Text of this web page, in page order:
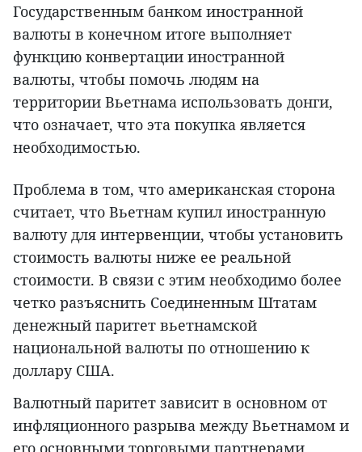
Государственным банком иностранной
валюты в конечном итоге выполняет
функцию конвертации иностранной
валюты, чтобы помочь людям на
территории Вьетнама использовать донги,
что означает, что эта покупка является
необходимостью.
Проблема в том, что американская сторона
считает, что Вьетнам купил иностранную
валюту для интервенции, чтобы установить
стоимость валюты ниже ее реальной
стоимости. В связи с этим необходимо более
четко разъяснить Соединенным Штатам
денежный паритет вьетнамской
национальной валюты по отношению к
доллару США.
Валютный паритет зависит в основном от
инфляционного разрыва между Вьетнамом и
его основными торговыми партнерами,